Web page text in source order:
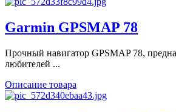
Garmin GPSMAP 78
Прочный навигатор GPSMAP 78,
любителей ...
Описание товара